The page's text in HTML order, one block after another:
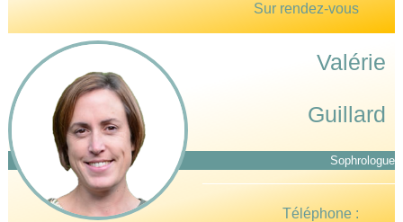
Sur rendez-vous
Valérie
Guillard
Sophrologue
Téléphone :